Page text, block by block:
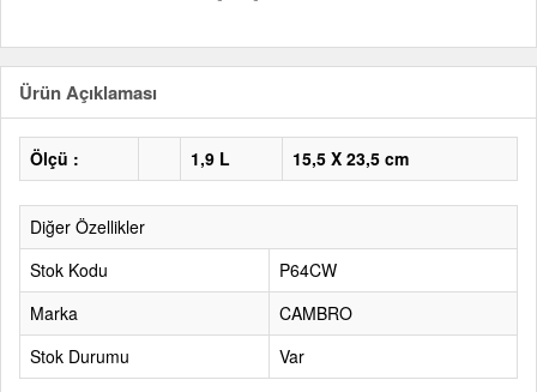
Ürün Açıklaması
Ölçü : 1,9 L 15,5 X 23,5 cm
Diğer Özellikler
Stok Kodu
P64CW
Marka
CAMBRO
Stok Durumu
Var